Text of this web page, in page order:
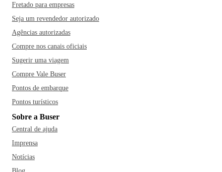
Fretado para empresas
Seja um revendedor autorizado
Agências autorizadas
Compre nos canais oficiais
Sugerir uma viagem
Compre Vale Buser
Pontos de embarque
Pontos turísticos
Sobre a Buser
Central de ajuda
Imprensa
Notícias